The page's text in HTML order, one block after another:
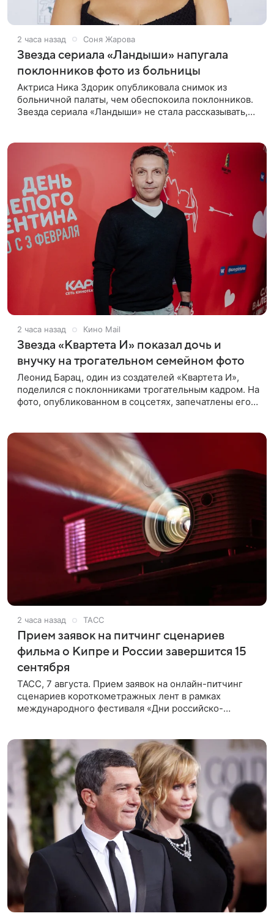
2 часа назад Соня Жарова
Звезда сериала «Ландыши» напугала
поклонников фото из больницы
Актриса Ника Здорик опубликовала снимок из
больничной палаты, чем обеспокоила поклонников.
Звезда сериала «Ландыши» не стала рассказывать,
2 часа назад Кино Mail
Звезда «Квартета И» показал дочь и
внучку на трогательном семейном фото
Леонид Барац, один из создателей «Квартета И»,
поделился с поклонниками трогательным кадром. На
фото, опубликованном в соцсетях, запечатлены его
2 часа назад ТАСС
Прием заявок на питчинг сценариев
фильма о Кипре и России завершится 15
сентября
ТАСС, 7 августа. Прием заявок на онлайн-питчинг
сценариев короткометражных лент в рамках
международного фестиваля «Дни российско-